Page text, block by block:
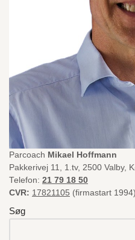
Parcoach Mikael Hoffmann
Pakkerivej 11, 1.tv, 2500 Valby,
Telefon: 21 79 18 50
CVR: 17821105 (firmastart 1994)
Søg